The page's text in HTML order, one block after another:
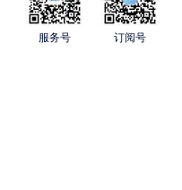
服务号 订阅号